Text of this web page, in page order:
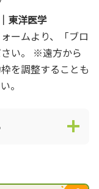
東洋医学
ームより、「ブロ
い。 ※遠方から
を調整することも
。